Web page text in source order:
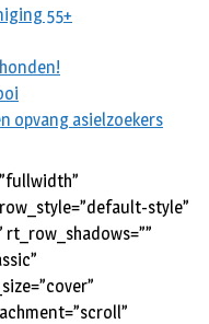
55+
opvang asielzoekers
style”